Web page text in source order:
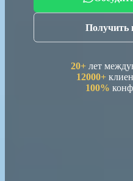
Получить
20+ лет
12000+
100%